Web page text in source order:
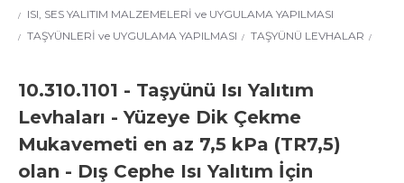
ISI, SES YALITIM MALZEMELERİ ve UYGULAMA YAPILMASI
TAŞYÜNLERİ ve UYGULAMA YAPILMASI
TAŞYÜNÜ LEVHALAR
10.310.1101 - Taşyünü Isı Yalıtım
Levhaları - Yüzeye Dik Çekme
Mukavemeti en az 7,5 kPa (TR7,5)
olan - Dış Cephe Isı Yalıtım İçin